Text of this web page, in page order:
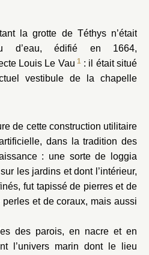
la grotte de Téthys n’était
d’eau, édifié en 1664,
Louis Le Vau 1: il était situé
vestibule de la chapelle
de cette construction utilitaire
dans la tradition des
: une sorte de loggia
les jardins et dont l’intérieur,
fut tapissé de pierres et de
et de coraux, mais aussi
des parois, en nacre et en
l’univers marin dont le lieu